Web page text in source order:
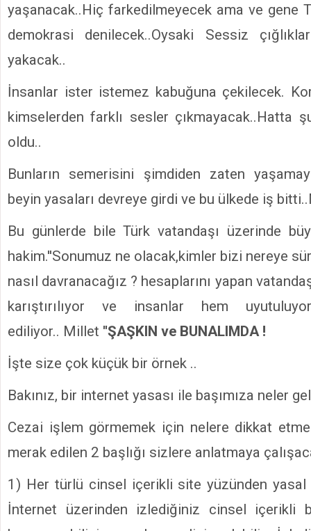
yaşanacak..Hiç farkedilmeyecek ama ve gene
demokrasi denilecek..Oysaki Sessiz
yakacak..
İnsanlar ister istemez kabuğuna çekilecek.
kimselerden farklı sesler çıkmayacak..Hatta
oldu..
Bunların semerisini şimdiden zaten
beyin yasaları devreye girdi ve bu ülkede iş
Bu günlerde bile Türk vatandaşı üzerinde
hakim.''Sonumuz ne olacak,kimler bizi nereye
nasıl davranacağız ? hesaplarını yapan
karıştırılıyor ve insanlar hem
ediliyor.. Millet ''ŞAŞKIN ve BUNALIMDA !
İşte size çok küçük bir örnek ..
Bakınız, bir internet yasası ile başımıza neler
Cezai işlem görmemek için nelere dikkat
merak edilen 2 başlığı sizlere anlatmaya
1) Her türlü cinsel içerikli site yüzünden yasal
İnternet üzerinden izlediğiniz cinsel içerikli